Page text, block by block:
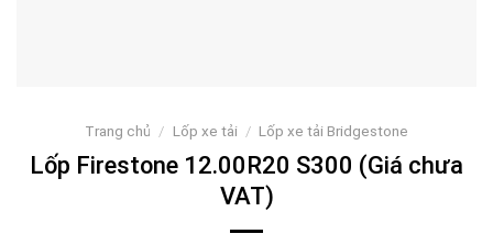
Trang chủ / Lốp xe tải / Lốp xe tải Bridgestone
Lốp Firestone 12.00R20 S300 (Giá chưa
VAT)